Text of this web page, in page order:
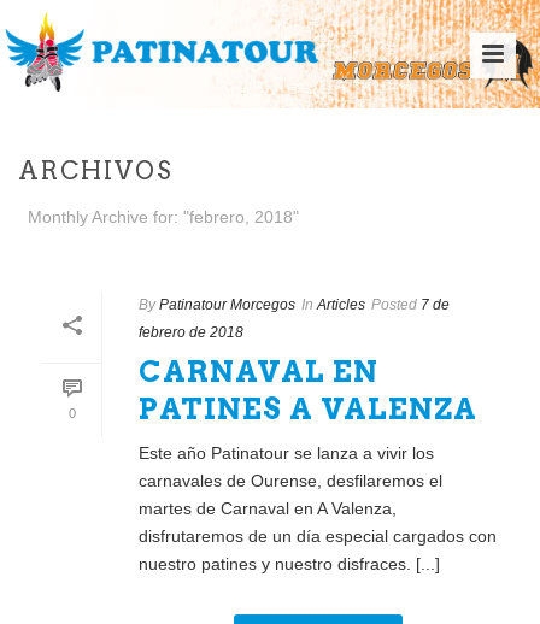
ARCHIVOS
Monthly Archive for: "febrero, 2018"
0
By Patinatour Morcegos In Articles Posted 7 de
febrero de 2018
CARNAVAL EN
PATINES A VALENZA
Este año Patinatour se lanza a vivir los
carnavales de Ourense, desfilaremos el
martes de Carnaval en A Valenza,
disfrutaremos de un día especial cargados con
nuestro patines y nuestro disfraces. [...]